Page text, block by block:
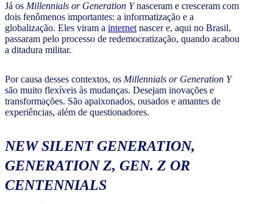
Já os Millennials or Generation Ynasceram e cresceram com
dois fenômenos importantes: a informatização e a
globalização. Eles viram a internetnascer e, aqui no Brasil,
passaram pelo processo de redemocratização, quando acabou
a ditadura militar.
Por causa desses contextos, os Millennials or Generation Y
são muito flexíveis às mudanças. Desejam inovações e
transformações. São apaixonados, ousados e amantes de
experiências, além de questionadores.
NEW SILENT GENERATION,
GENERATION Z, GEN. Z OR
CENTENNIALS